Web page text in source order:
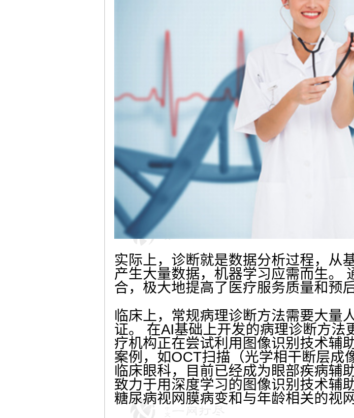
实际上，诊断就是数据分析过程，从
产生大量数据，机器学习应需而生。
合，极大地提高了医疗服务质量和预后
临床上，常规病理诊断方法需要大量
证。 在AI基础上开发的病理诊断方法
疗机构正在尝试利用图像识别技术辅
案例，如OCT扫描（光学相干断层成
临床眼科，目前已经成为眼部疾病辅
致力于用深度学习的图像识别技术辅
糖尿病视网膜病变和与年龄相关的视